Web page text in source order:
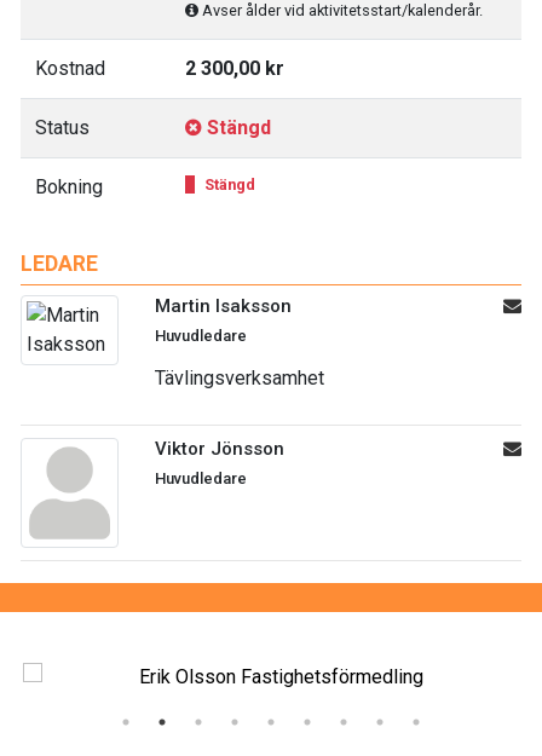
LEDARE
Martin Isaksson
Huvudledare
Tävlingsverksamhet
Viktor Jönsson
Huvudledare
Avser ålder vid aktivitetsstart/kalenderår.
Kostnad 2 300,00 kr
Status Stängd
Bokning Stängd